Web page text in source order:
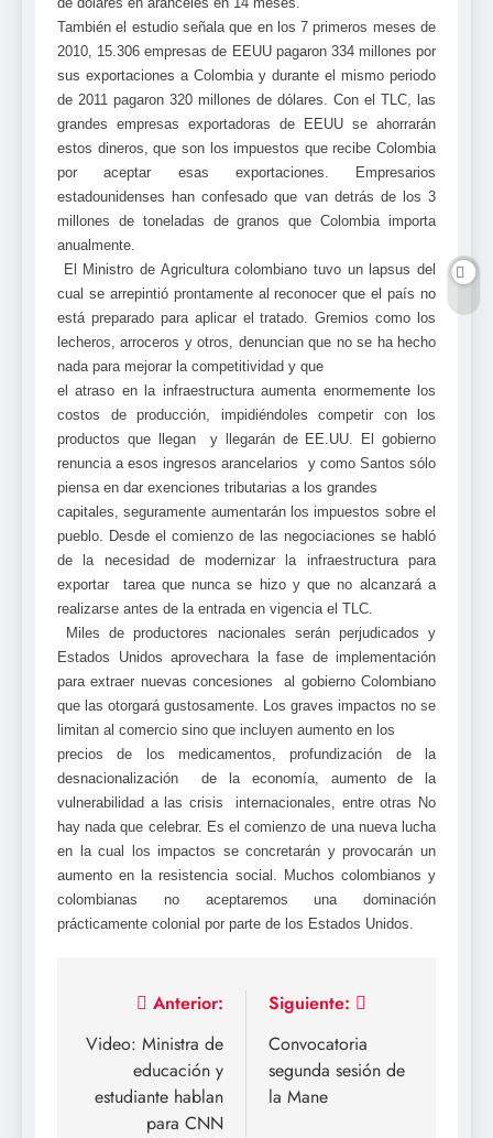
También el estudio señala que en los 7 primeros meses de
2010, 15.306 empresas de EEUU pagaron 334 millones por
sus exportaciones a Colombia y durante el mismo periodo
de 2011 pagaron 320 millones de dólares. Con el TLC, las
grandes empresas exportadoras de EEUU se ahorrarán
estos dineros, que son los impuestos que recibe Colombia
por aceptar esas exportaciones. Empresarios
estadounidenses han confesado que van detrás de los 3
millones de toneladas de granos que Colombia importa
anualmente.
El Ministro de Agricultura colombiano tuvo un lapsus del
cual se arrepintió prontamente al reconocer que el país no
está preparado para aplicar el tratado. Gremios como los
lecheros, arroceros y otros, denuncian que no se ha hecho
nada para mejorar la competitividad y que
el atraso en la infraestructura aumenta enormemente los
costos de producción, impidiéndoles competir con los
productos que llegan y llegarán de EE.UU. El gobierno
renuncia a esos ingresos arancelarios y como Santos sólo
piensa en dar exenciones tributarias a los grandes
capitales, seguramente aumentarán los impuestos sobre el
pueblo. Desde el comienzo de las negociaciones se habló
de la necesidad de modernizar la infraestructura para
exportar tarea que nunca se hizo y que no alcanzará a
realizarse antes de la entrada en vigencia el TLC.
Miles de productores nacionales serán perjudicados y
Estados Unidos aprovechara la fase de implementación
para extraer nuevas concesiones al gobierno Colombiano
que las otorgará gustosamente. Los graves impactos no se
limitan al comercio sino que incluyen aumento en los
precios de los medicamentos, profundización de la
desnacionalización de la economía, aumento de la
vulnerabilidad a las crisis internacionales, entre otras No
hay nada que celebrar. Es el comienzo de una nueva lucha
en la cual los impactos se concretarán y provocarán un
aumento en la resistencia social. Muchos colombianos y
colombianas no aceptaremos una dominación
prácticamente colonial por parte de los Estados Unidos.
Navegación
de
entradas
Anterior:
Video: Ministra de
educación y
estudiante hablan
para CNN
Siguiente:
Convocatoria
segunda sesión de
la Mane